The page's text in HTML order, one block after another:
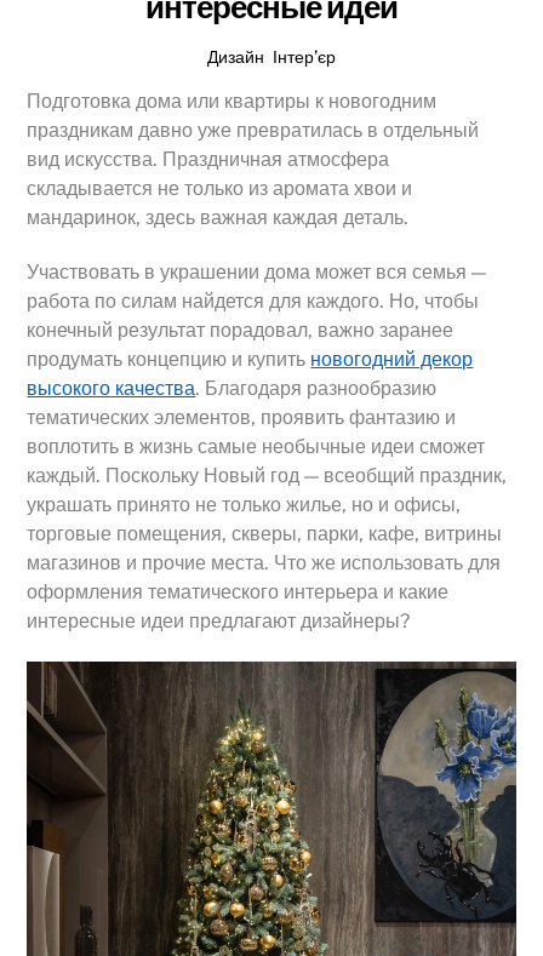
Дизайн Інтер’єр
Подготовка дома или квартиры к новогодним
праздникам давно уже превратилась в отдельный
вид искусства. Праздничная атмосфера
складывается не только из аромата хвои и
мандаринок, здесь важная каждая деталь.
Участвовать в украшении дома может вся семья —
работа по силам найдется для каждого. Но, чтобы
конечный результат порадовал, важно заранее
продумать концепцию и купить новогодний декор
высокого качества. Благодаря разнообразию
тематических элементов, проявить фантазию и
воплотить в жизнь самые необычные идеи сможет
каждый. Поскольку Новый год — всеобщий праздник,
украшать принято не только жилье, но и офисы,
торговые помещения, скверы, парки, кафе, витрины
магазинов и прочие места. Что же использовать для
оформления тематического интерьера и какие
интересные идеи предлагают дизайнеры?